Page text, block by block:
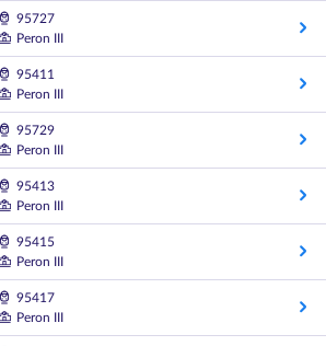
95727
Peron III
95411
Peron III
95729
Peron III
95413
Peron III
95415
Peron III
95417
Peron III